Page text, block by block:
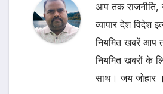
आप तक
व्यापार देश विदेश
नियमित खबरें
नियमित खबरों के
साथ। जय जोहार ।